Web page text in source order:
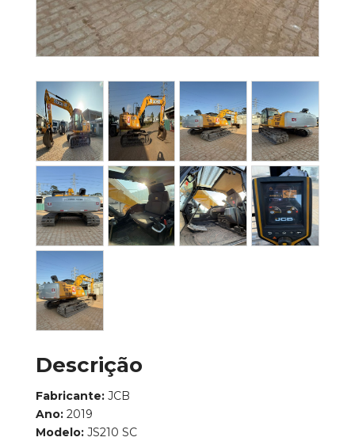
Descrição
Fabricante:JCB
Ano:2019
Modelo:JS210 SC